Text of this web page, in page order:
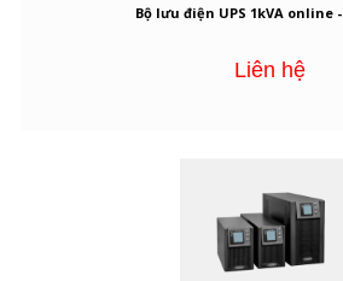
Bộ lưu điện UPS 1kVA online -
Liên hệ